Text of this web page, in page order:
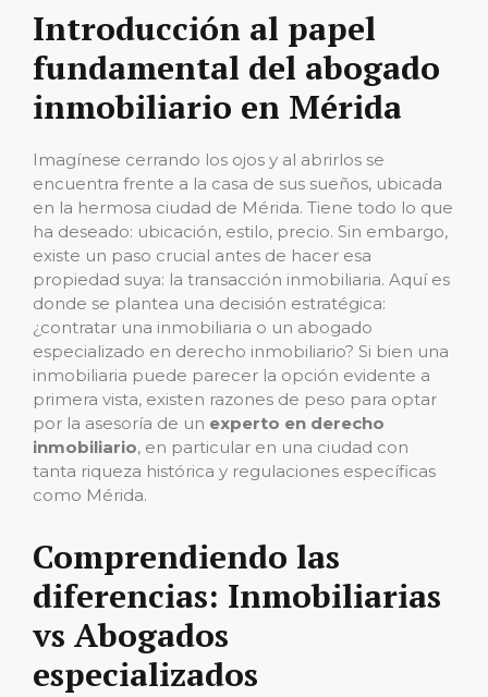
Introducción al papel
fundamental del abogado
inmobiliario en Mérida
Imagínese cerrando los ojos y al abrirlos se
encuentra frente a la casa de sus sueños, ubicada
en la hermosa ciudad de Mérida. Tiene todo lo que
ha deseado: ubicación, estilo, precio. Sin embargo,
existe un paso crucial antes de hacer esa
propiedad suya: la transacción inmobiliaria. Aquí es
donde se plantea una decisión estratégica:
¿contratar una inmobiliaria o un abogado
especializado en derecho inmobiliario? Si bien una
inmobiliaria puede parecer la opción evidente a
primera vista, existen razones de peso para optar
por la asesoría de un experto en derecho
inmobiliario, en particular en una ciudad con
tanta riqueza histórica y regulaciones específicas
como Mérida.
Comprendiendo las
diferencias: Inmobiliarias
vs Abogados
especializados